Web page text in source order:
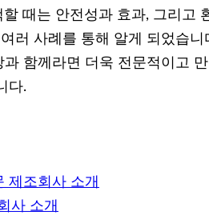
때는 안전성과 효과, 그리고
러 사례를 통해 알게 되었습니
함께라면 더욱 전문적이고 만
다.
제조회사 소개
사 소개